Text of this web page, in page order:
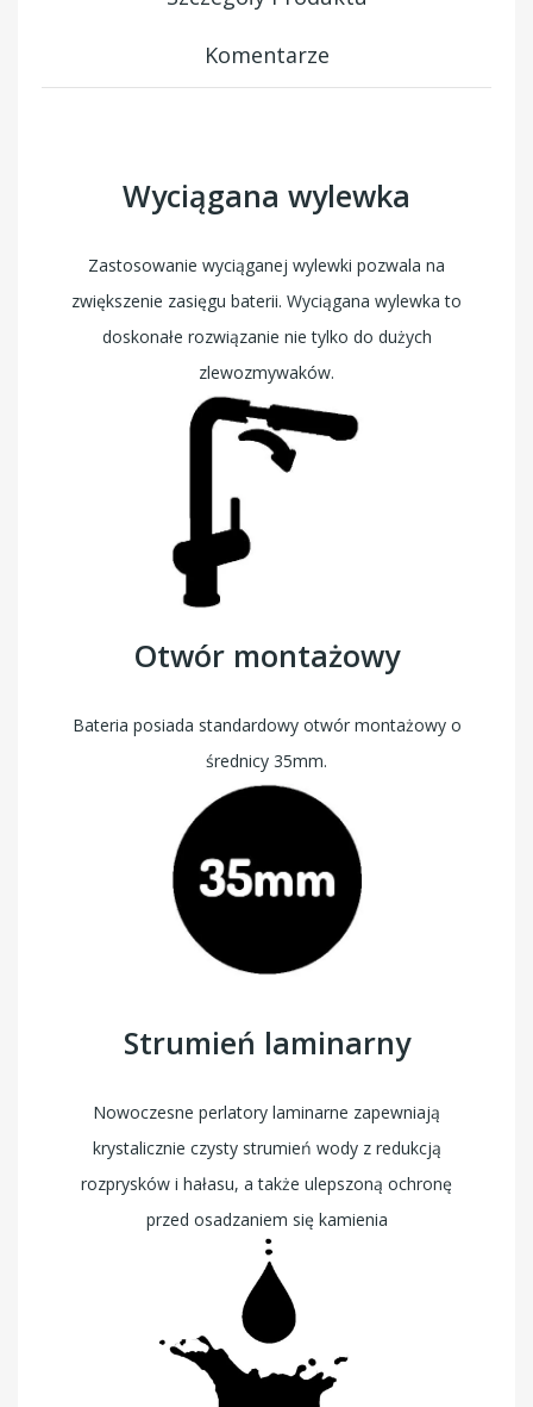
Komentarze
Wyciągana wylewka
Zastosowanie wyciąganej wylewki pozwala na
zwiększenie zasięgu baterii. Wyciągana wylewka to
doskonałe rozwiązanie nie tylko do dużych
zlewozmywaków.
Otwór montażowy
Bateria posiada standardowy otwór montażowy o
średnicy 35mm.
Strumień laminarny
Nowoczesne perlatory laminarne zapewniają
krystalicznie czysty strumień wody z redukcją
rozprysków i hałasu, a także ulepszoną ochronę
przed osadzaniem się kamienia